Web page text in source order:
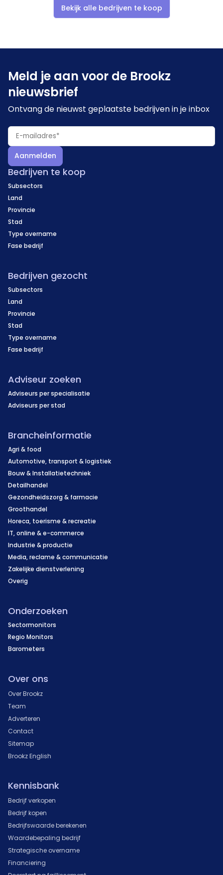
Bekijk alle bedrijven te koop
Meld je aan voor de Brookz
nieuwsbrief
Ontvang de nieuwst geplaatste bedrijven in je inbox
Aanmelden
Bedrijven te koop
Subsectors
Land
Provincie
Stad
Type overname
Fase bedrijf
Bedrijven gezocht
Subsectors
Land
Provincie
Stad
Type overname
Fase bedrijf
Adviseur zoeken
Adviseurs per specialisatie
Adviseurs per stad
Brancheinformatie
Agri & food
Automotive, transport & logistiek
Bouw & Installatietechniek
Detailhandel
Gezondheidszorg & farmacie
Groothandel
Horeca, toerisme & recreatie
IT, online & e-commerce
Industrie & productie
Media, reclame & communicatie
Zakelijke dienstverlening
Overig
Onderzoeken
Sectormonitors
Regio Monitors
Barometers
Over ons
Over Brookz
Team
Adverteren
Contact
Sitemap
Brookz English
Kennisbank
Bedrijf verkopen
Bedrijf kopen
Bedrijfswaarde berekenen
Waardebepaling bedrijf
Strategische overname
Financiering